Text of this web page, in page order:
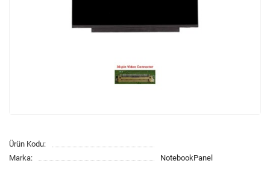
Ürün Kodu:
Marka:
NotebookPanel